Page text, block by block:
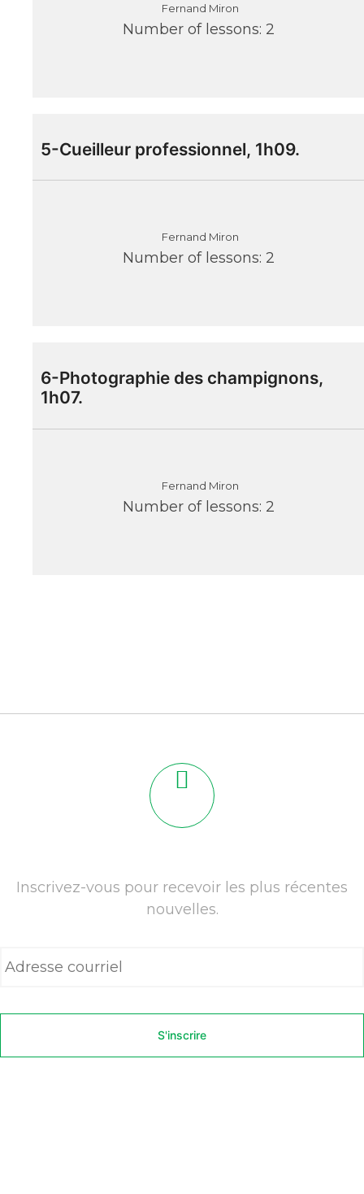
Fernand Miron
Number of lessons: 2
5-Cueilleur professionnel, 1h09.
Fernand Miron
Number of lessons: 2
6-Photographie des champignons,
1h07.
Fernand Miron
Number of lessons: 2
Inscrivez-vous pour recevoir les plus récentes
nouvelles.
s
e